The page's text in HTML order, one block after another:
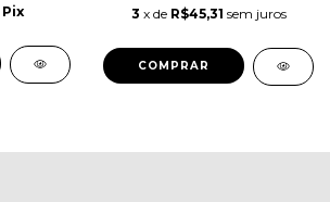
Pix
3 x de R$45,31 sem juros
COMPRAR